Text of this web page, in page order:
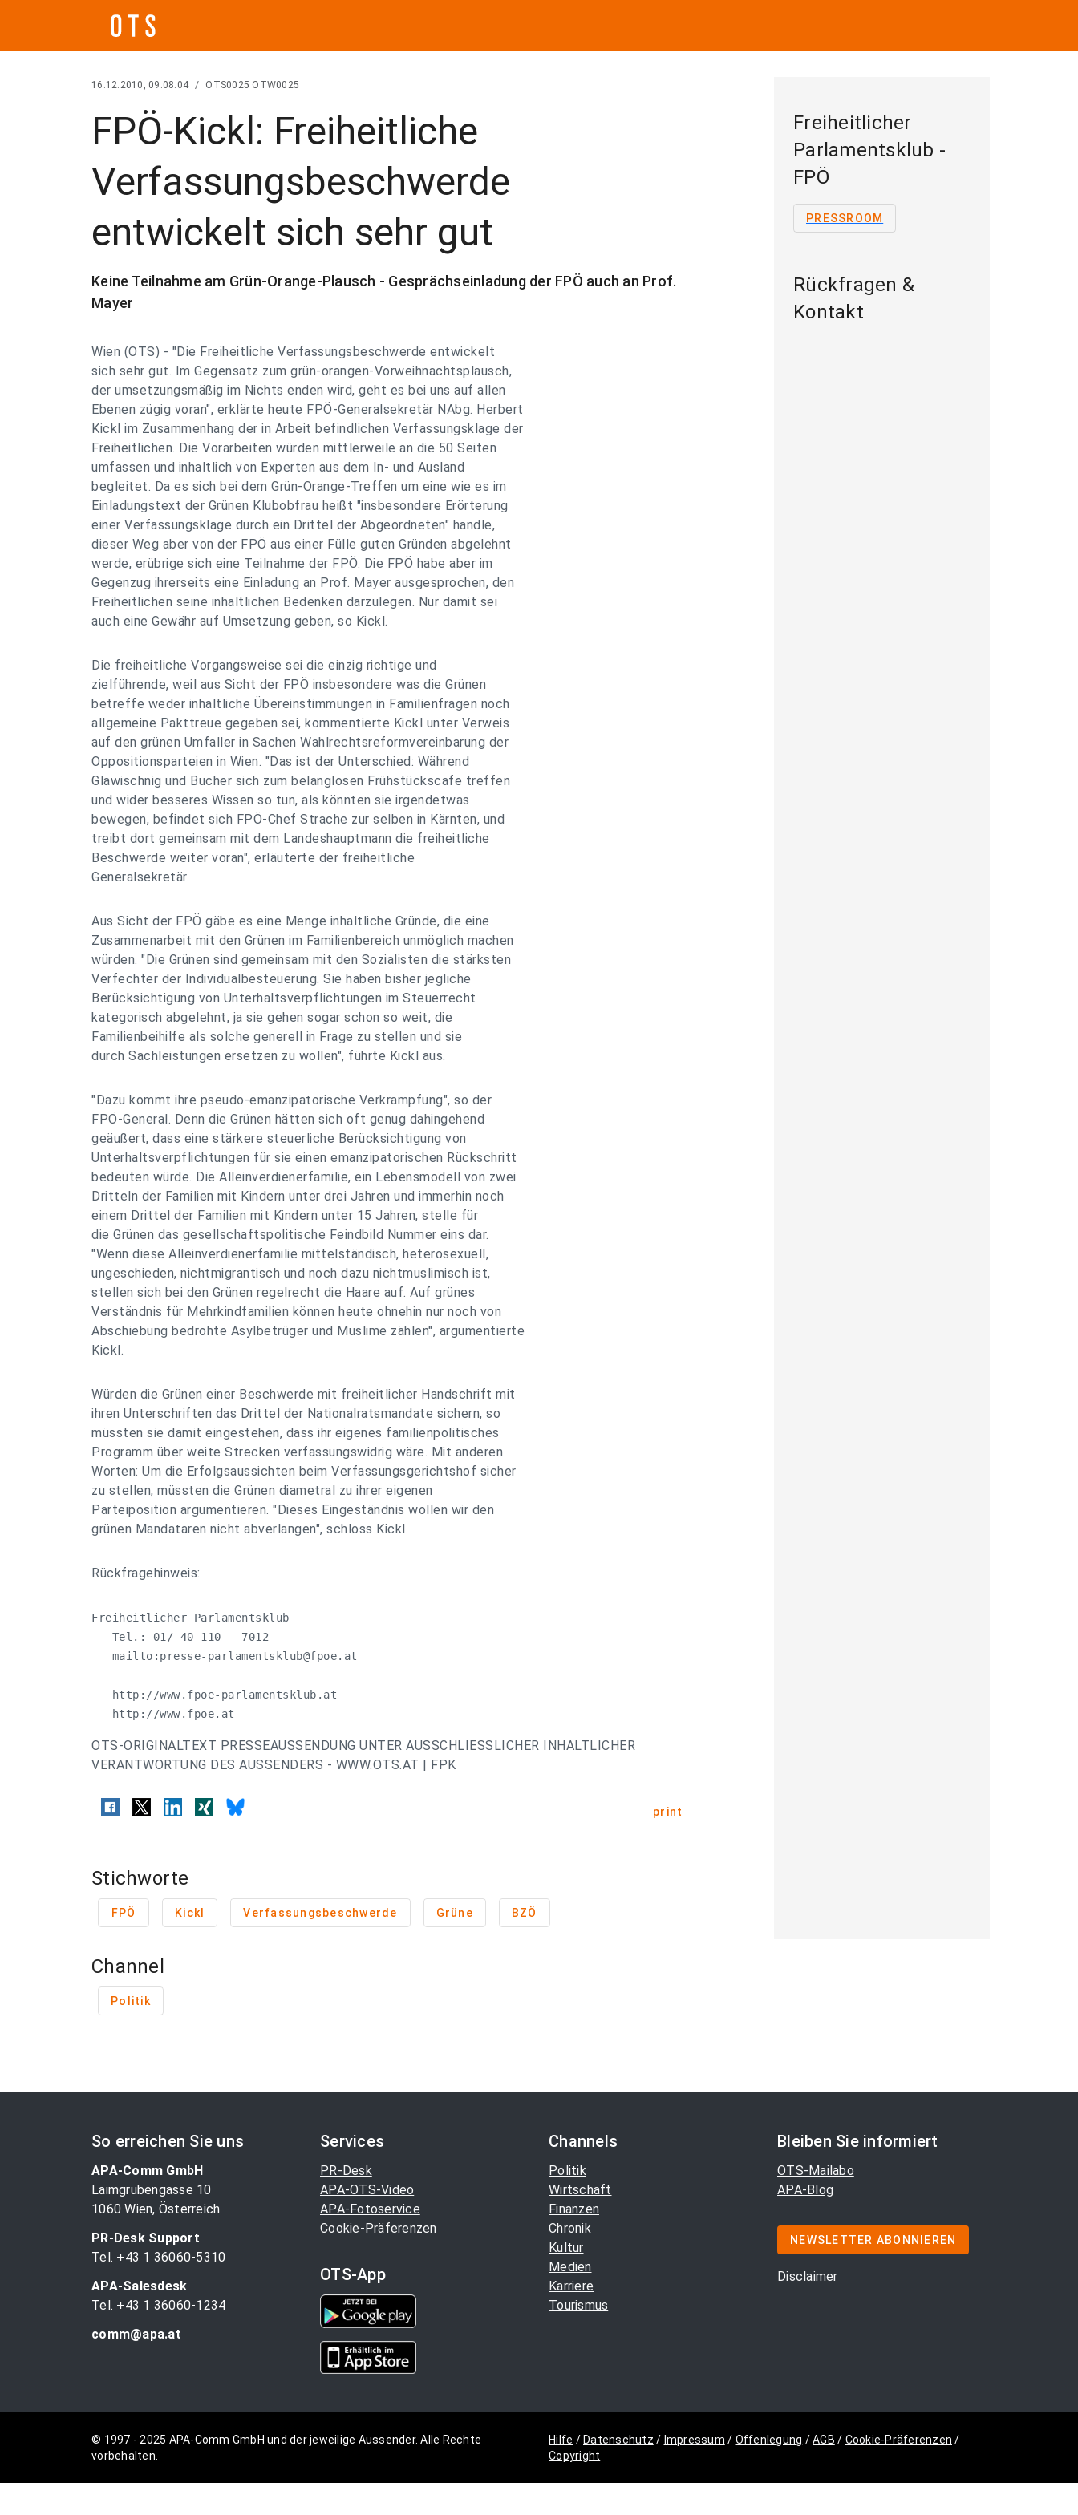
16.12.2010, 09:08:04 / OTS0025 OTW0025
FPÖ-Kickl: Freiheitliche
Verfassungsbeschwerde
entwickelt sich sehr gut
Keine Teilnahme am Grün-Orange-Plausch - Gesprächseinladung der FPÖ auch an Prof.
Mayer
Wien (OTS) - "Die Freiheitliche Verfassungsbeschwerde entwickelt
sich sehr gut. Im Gegensatz zum grün-orangen-Vorweihnachtsplausch,
der umsetzungsmäßig im Nichts enden wird, geht es bei uns auf allen
Ebenen zügig voran", erklärte heute FPÖ-Generalsekretär NAbg. Herbert
Kickl im Zusammenhang der in Arbeit befindlichen Verfassungsklage der
Freiheitlichen. Die Vorarbeiten würden mittlerweile an die 50 Seiten
umfassen und inhaltlich von Experten aus dem In- und Ausland
begleitet. Da es sich bei dem Grün-Orange-Treffen um eine wie es im
Einladungstext der Grünen Klubobfrau heißt "insbesondere Erörterung
einer Verfassungsklage durch ein Drittel der Abgeordneten" handle,
dieser Weg aber von der FPÖ aus einer Fülle guten Gründen abgelehnt
werde, erübrige sich eine Teilnahme der FPÖ. Die FPÖ habe aber im
Gegenzug ihrerseits eine Einladung an Prof. Mayer ausgesprochen, den
Freiheitlichen seine inhaltlichen Bedenken darzulegen. Nur damit sei
auch eine Gewähr auf Umsetzung geben, so Kickl.
Die freiheitliche Vorgangsweise sei die einzig richtige und
zielführende, weil aus Sicht der FPÖ insbesondere was die Grünen
betreffe weder inhaltliche Übereinstimmungen in Familienfragen noch
allgemeine Pakttreue gegeben sei, kommentierte Kickl unter Verweis
auf den grünen Umfaller in Sachen Wahlrechtsreformvereinbarung der
Oppositionsparteien in Wien. "Das ist der Unterschied: Während
Glawischnig und Bucher sich zum belanglosen Frühstückscafe treffen
und wider besseres Wissen so tun, als könnten sie irgendetwas
bewegen, befindet sich FPÖ-Chef Strache zur selben in Kärnten, und
treibt dort gemeinsam mit dem Landeshauptmann die freiheitliche
Beschwerde weiter voran", erläuterte der freiheitliche
Generalsekretär.
Aus Sicht der FPÖ gäbe es eine Menge inhaltliche Gründe, die eine
Zusammenarbeit mit den Grünen im Familienbereich unmöglich machen
würden. "Die Grünen sind gemeinsam mit den Sozialisten die stärksten
Verfechter der Individualbesteuerung. Sie haben bisher jegliche
Berücksichtigung von Unterhaltsverpflichtungen im Steuerrecht
kategorisch abgelehnt, ja sie gehen sogar schon so weit, die
Familienbeihilfe als solche generell in Frage zu stellen und sie
durch Sachleistungen ersetzen zu wollen", führte Kickl aus.
"Dazu kommt ihre pseudo-emanzipatorische Verkrampfung", so der
FPÖ-General. Denn die Grünen hätten sich oft genug dahingehend
geäußert, dass eine stärkere steuerliche Berücksichtigung von
Unterhaltsverpflichtungen für sie einen emanzipatorischen Rückschritt
bedeuten würde. Die Alleinverdienerfamilie, ein Lebensmodell von zwei
Dritteln der Familien mit Kindern unter drei Jahren und immerhin noch
einem Drittel der Familien mit Kindern unter 15 Jahren, stelle für
die Grünen das gesellschaftspolitische Feindbild Nummer eins dar.
"Wenn diese Alleinverdienerfamilie mittelständisch, heterosexuell,
ungeschieden, nichtmigrantisch und noch dazu nichtmuslimisch ist,
stellen sich bei den Grünen regelrecht die Haare auf. Auf grünes
Verständnis für Mehrkindfamilien können heute ohnehin nur noch von
Abschiebung bedrohte Asylbetrüger und Muslime zählen", argumentierte
Kickl.
Würden die Grünen einer Beschwerde mit freiheitlicher Handschrift mit
ihren Unterschriften das Drittel der Nationalratsmandate sichern, so
müssten sie damit eingestehen, dass ihr eigenes familienpolitisches
Programm über weite Strecken verfassungswidrig wäre. Mit anderen
Worten: Um die Erfolgsaussichten beim Verfassungsgerichtshof sicher
zu stellen, müssten die Grünen diametral zu ihrer eigenen
Parteiposition argumentieren. "Dieses Eingeständnis wollen wir den
grünen Mandataren nicht abverlangen", schloss Kickl.
Rückfragehinweis:
Freiheitlicher Parlamentsklub
   Tel.: 01/ 40 110 - 7012
   mailto:
presse-parlamentsklub@fpoe.at
   http://www.fpoe-parlamentsklub.at
   http://www.fpoe.at
OTS-ORIGINALTEXT PRESSEAUSSENDUNG UNTER AUSSCHLIESSLICHER INHALTLICHER
VERANTWORTUNG DES AUSSENDERS - WWW.OTS.AT | FPK
print
Stichworte
FPÖ Kickl Verfassungsbeschwerde Grüne BZÖ
Channel
Politik
Freiheitlicher
Parlamentsklub -
FPÖ
PRESSROOM
Rückfragen &
Kontakt
So erreichen Sie uns
APA-Comm GmbH
Laimgrubengasse 10
1060 Wien, Österreich
PR-Desk Support
Tel. +43 1 36060-5310
APA-Salesdesk
Tel. +43 1 36060-1234
comm@apa.at
Services
PR-Desk
APA-OTS-Video
APA-Fotoservice
Cookie-Präferenzen
OTS-App
Channels
Politik
Wirtschaft
Finanzen
Chronik
Kultur
Medien
Karriere
Tourismus
Bleiben Sie informiert
OTS-Mailabo
APA-Blog
NEWSLETTER ABONNIEREN
Disclaimer
© 1997 - 2025 APA-Comm GmbH und der jeweilige Aussender. Alle Rechte
vorbehalten.
Hilfe / Datenschutz / Impressum / Offenlegung /AGB / Cookie-Präferenzen /
Copyright